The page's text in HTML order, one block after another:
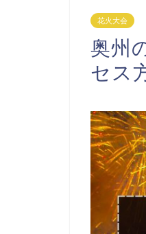
花火大会
奥州
セス